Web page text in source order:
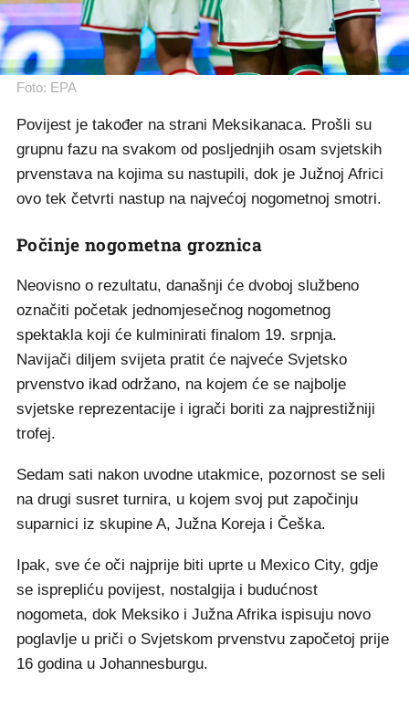
Foto: EPA
Povijest je također na strani Meksikanaca. Prošli su
grupnu fazu na svakom od posljednjih osam svjetskih
prvenstava na kojima su nastupili, dok je Južnoj Africi
ovo tek četvrti nastup na najvećoj nogometnoj smotri.
Počinje nogometna groznica
Neovisno o rezultatu, današnji će dvoboj službeno
označiti početak jednomjesečnog nogometnog
spektakla koji će kulminirati finalom 19. srpnja.
Navijači diljem svijeta pratit će najveće Svjetsko
prvenstvo ikad održano, na kojem će se najbolje
svjetske reprezentacije i igrači boriti za najprestižniji
trofej.
Sedam sati nakon uvodne utakmice, pozornost se seli
na drugi susret turnira, u kojem svoj put započinju
suparnici iz skupine A, Južna Koreja i Češka.
Ipak, sve će oči najprije biti uprte u Mexico City, gdje
se isprepliću povijest, nostalgija i budućnost
nogometa, dok Meksiko i Južna Afrika ispisuju novo
poglavlje u priči o Svjetskom prvenstvu započetoj prije
16 godina u Johannesburgu.